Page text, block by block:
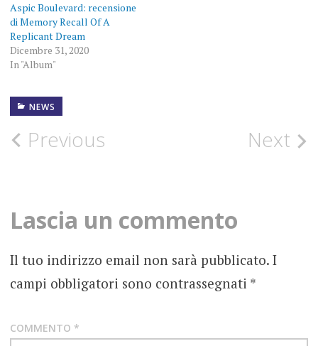
Aspic Boulevard: recensione
di Memory Recall Of A
Replicant Dream
Dicembre 31, 2020
In "Album"
NEWS
13
MAGGIO
SINGLE
NUOVO
SINGOLO
PIERPAOLO
LAURIOLA
Post
Previous Next
Lascia un commento
Il tuo indirizzo email non sarà pubblicato. I
campi obbligatori sono contrassegnati *
COMMENTO *